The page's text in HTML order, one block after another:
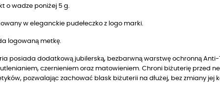
o wadze poniżej 5 g.
w eleganckie pudełeczko z logo marki.
logowaną metkę.
posiada dodatkową jubilerską, bezbarwną warstwę ochronną Anti-
czernieniem oraz matowieniem. Chroni biżuterię przed
pozwalając zachować blask biżuterii na dłużej, bez zmiany jej